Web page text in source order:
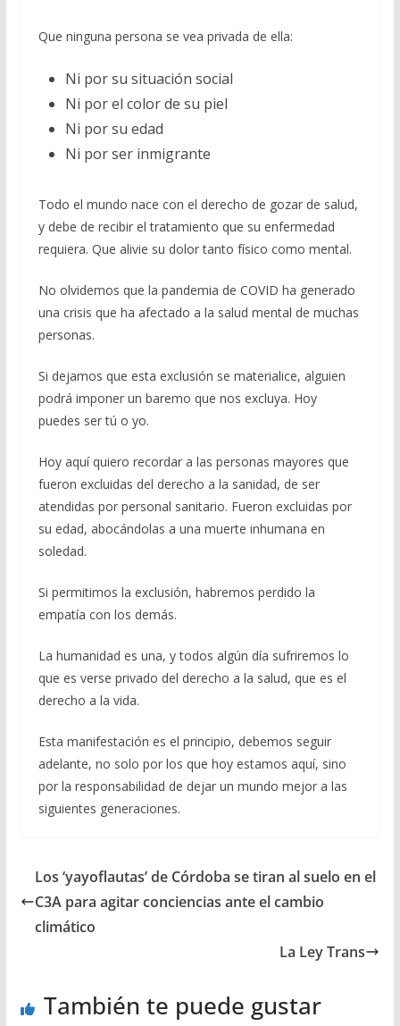
Que ninguna persona se vea privada de ella:
Ni por su situación social
Ni por el color de su piel
Ni por su edad
Ni por ser inmigrante
Todo el mundo nace con el derecho de gozar de salud,
y debe de recibir el tratamiento que su enfermedad
requiera. Que alivie su dolor tanto físico como mental.
No olvidemos que la pandemia de COVID ha generado
una crisis que ha afectado a la salud mental de muchas
personas.
Si dejamos que esta exclusión se materialice, alguien
podrá imponer un baremo que nos excluya. Hoy
puedes ser tú o yo.
Hoy aquí quiero recordar a las personas mayores que
fueron excluidas del derecho a la sanidad, de ser
atendidas por personal sanitario. Fueron excluidas por
su edad, abocándolas a una muerte inhumana en
soledad.
Si permitimos la exclusión, habremos perdido la
empatía con los demás.
La humanidad es una, y todos algún día sufriremos lo
que es verse privado del derecho a la salud, que es el
derecho a la vida.
Esta manifestación es el principio, debemos seguir
adelante, no solo por los que hoy estamos aquí, sino
por la responsabilidad de dejar un mundo mejor a las
siguientes generaciones.
Los ‘yayoflautas’ de Córdoba se tiran al suelo en el
C3A para agitar conciencias ante el cambio
climático
La Ley Trans
También te puede gustar